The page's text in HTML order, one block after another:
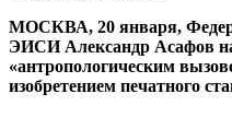
МОСКВА, 20 января,
ЭИСИ Александр Асафов
«антропологическим
изобретением печатного